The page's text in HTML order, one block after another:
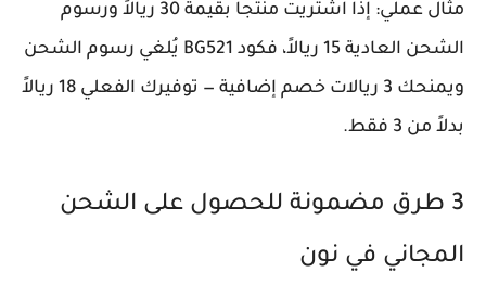
مثال عملي: إذا اشتريت منتجاً بقيمة 30 ريالاً ورسوم
الشحن العادية 15 ريالاً، فكود BG521 يُلغي رسوم الشحن
ويمنحك 3 ريالات خصم إضافية — توفيرك الفعلي 18 ريالاً
بدلاً من 3 فقط.
3 طرق مضمونة للحصول على الشحن
المجاني في نون